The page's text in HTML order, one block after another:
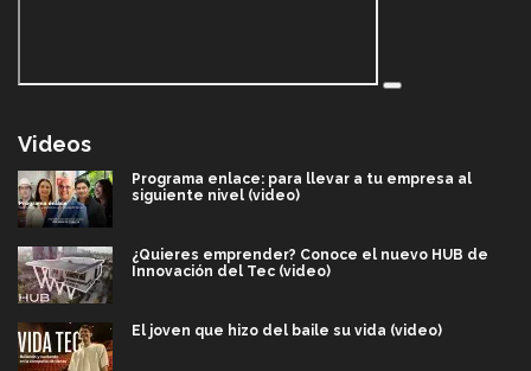
Videos
Programa enlace: para llevar a tu empresa al
siguiente nivel (video)
¿Quieres emprender? Conoce el nuevo HUB de
Innovación del Tec (video)
El joven que hizo del baile su vida (video)